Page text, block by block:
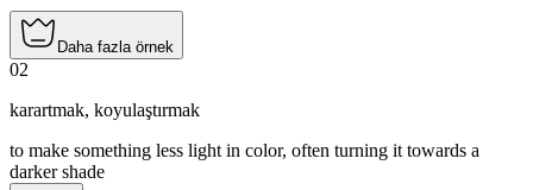
Daha fazla örnek
02
karartmak, koyulaştırmak
to make something less light in color, often turning it towards a
darker shade